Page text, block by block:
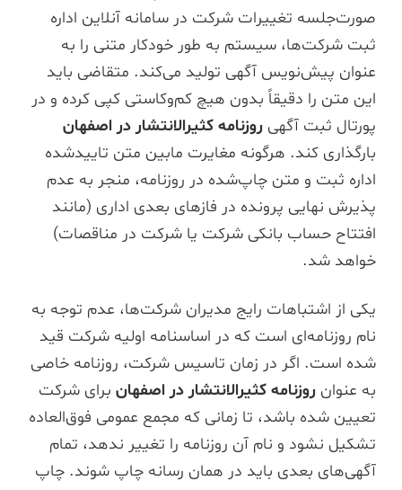
صورت‌جلسه تغییرات شرکت در سامانه آنلاین اداره
ثبت شرکت‌ها، سیستم به طور خودکار متنی را به
عنوان پیش‌نویس آگهی تولید می‌کند. متقاضی باید
این متن را دقیقاً بدون هیچ کم‌وکاستی کپی کرده و در
پورتال ثبت آگهی روزنامه کثیرالانتشار در اصفهان
بارگذاری کند. هرگونه مغایرت مابین متن تاییدشده
اداره ثبت و متن چاپ‌شده در روزنامه، منجر به عدم
پذیرش نهایی پرونده در فازهای بعدی اداری (مانند
افتتاح حساب بانکی شرکت یا شرکت در مناقصات)
خواهد شد.
یکی از اشتباهات رایج مدیران شرکت‌ها، عدم توجه به
نام روزنامه‌ای است که در اساسنامه اولیه شرکت قید
شده است. اگر در زمان تاسیس شرکت، روزنامه خاصی
به عنوان روزنامه کثیرالانتشار در اصفهانبرای شرکت
تعیین شده باشد، تا زمانی که مجمع عمومی فوق‌العاده
تشکیل نشود و نام آن روزنامه را تغییر ندهد، تمام
آگهی‌های بعدی باید در همان رسانه چاپ شوند. چاپ